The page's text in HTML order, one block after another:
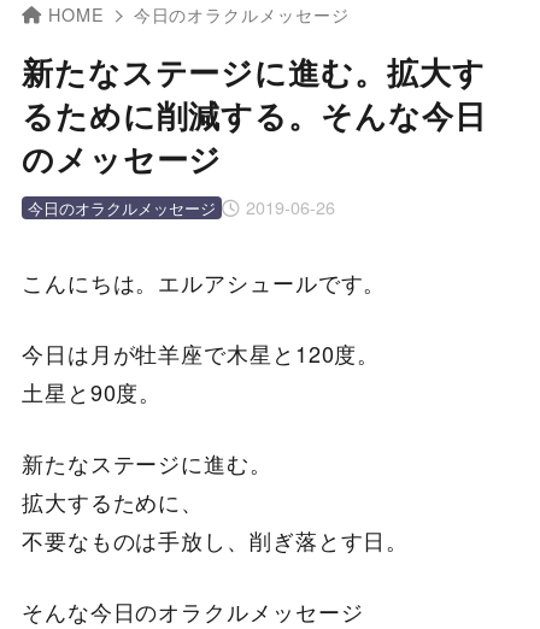
HOME 今日のオラクルメッセージ
新たなステージに進む。拡大す
るために削減する。そんな今日
のメッセージ
2019-06-26
今日のオラクルメッセージ
こんにちは。エルアシュールです。
今日は月が牡羊座で木星と120度。
土星と90度。
新たなステージに進む。
拡大するために、
不要なものは手放し、削ぎ落とす日。
そんな今日のオラクルメッセージ